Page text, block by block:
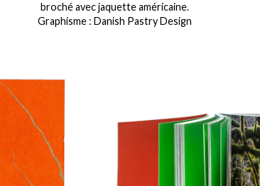
broché avec jaquette américaine.
Graphisme : Danish Pastry Design